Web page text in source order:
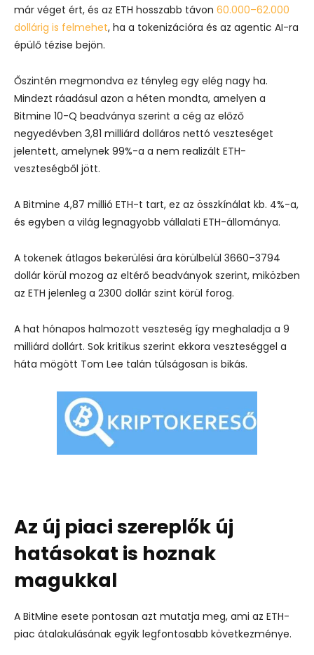
már véget ért, és az ETH hosszabb távon 60.000–62.000
dollárig is felmehet, ha a tokenizációra és az agentic AI-ra
épülő tézise bejön.
Őszintén megmondva ez tényleg egy elég nagy ha.
Mindezt ráadásul azon a héten mondta, amelyen a
Bitmine 10-Q beadványa szerint a cég az előző
negyedévben 3,81 milliárd dolláros nettó veszteséget
jelentett, amelynek 99%-a a nem realizált ETH-
veszteségből jött.
A Bitmine 4,87 millió ETH-t tart, ez az összkínálat kb. 4%-a,
és egyben a világ legnagyobb vállalati ETH-állománya.
A tokenek átlagos bekerülési ára körülbelül 3660–3794
dollár körül mozog az eltérő beadványok szerint, miközben
az ETH jelenleg a 2300 dollár szint körül forog.
A hat hónapos halmozott veszteség így meghaladja a 9
milliárd dollárt. Sok kritikus szerint ekkora veszteséggel a
háta mögött Tom Lee talán túlságosan is bikás.
Az új piaci szereplők új
hatásokat is hoznak
magukkal
A BitMine esete pontosan azt mutatja meg, ami az ETH-
piac átalakulásának egyik legfontosabb következménye.